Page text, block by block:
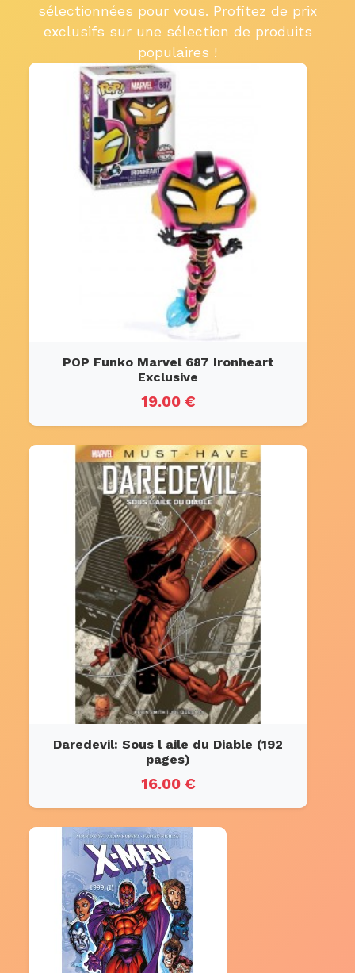
sélectionnées pour vous. Profitez de prix
exclusifs sur une sélection de produits
populaires !
POP Funko Marvel 687 Ironheart
Exclusive
19.00 €
Daredevil: Sous l aile du Diable (192
pages)
16.00 €